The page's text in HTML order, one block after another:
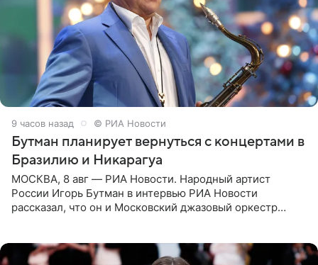
9 часов назад © РИА Новости
Бутман планирует вернуться с концертами в
Бразилию и Никарагуа
МОСКВА, 8 авг — РИА Новости. Народный артист
России Игорь Бутман в интервью РИА Новости
рассказал, что он и Московский джазовый оркестр